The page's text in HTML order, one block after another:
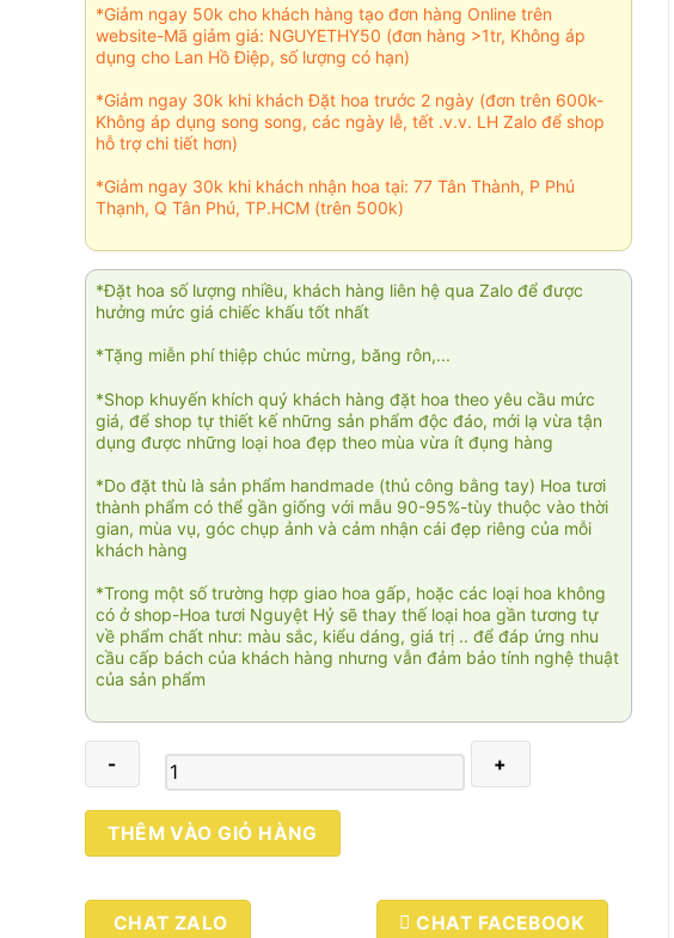
*Giảm ngay 50k cho khách hàng tạo đơn hàng Online trên
website-Mã giảm giá: NGUYETHY50 (đơn hàng >1tr, Không áp
dụng cho Lan Hồ Điệp, số lượng có hạn)
*Giảm ngay 30k khi khách Đặt hoa trước 2 ngày (đơn trên 600k-
Không áp dụng song song, các ngày lễ, tết .v.v. LH Zalo để shop
hỗ trợ chi tiết hơn)
*Giảm ngay 30k khi khách nhận hoa tại: 77 Tân Thành, P Phú
Thạnh, Q Tân Phú, TP.HCM (trên 500k)
*Đặt hoa số lượng nhiều, khách hàng liên hệ qua Zalo để được
hưởng mức giá chiếc khấu tốt nhất
*Tặng miễn phí thiệp chúc mừng, băng rôn,...
*Shop khuyến khích quý khách hàng đặt hoa theo yêu cầu mức
giá, để shop tự thiết kế những sản phẩm độc đáo, mới lạ vừa tận
dụng được những loại hoa đẹp theo mùa vừa ít đụng hàng
*Do đặt thù là sản phẩm handmade (thủ công bằng tay) Hoa tươi
thành phẩm có thể gần giống với mẫu 90-95%-tùy thuộc vào thời
gian, mùa vụ, góc chụp ảnh và cảm nhận cái đẹp riêng của mỗi
khách hàng
*Trong một số trường hợp giao hoa gấp, hoặc các loại hoa không
có ở shop-Hoa tươi Nguyệt Hỷ sẽ thay thế loại hoa gần tương tự
về phẩm chất như: màu sắc, kiểu dáng, giá trị .. để đáp ứng nhu
cầu cấp bách của khách hàng nhưng vẫn đảm bảo tính nghệ thuật
của sản phẩm
Còn
lại
thương
THÊM VÀO GIỎ HÀNG
CHAT ZALO CHAT FACEBOOK